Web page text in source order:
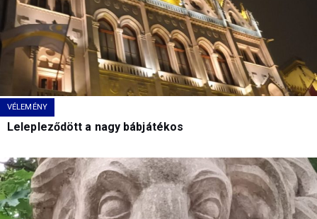
VÉLEMÉNY
Lelepleződött a nagy bábjátékos